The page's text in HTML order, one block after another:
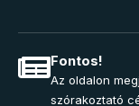
Fontos!
Az oldalon
szórakoztató